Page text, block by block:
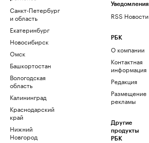
Санкт-Петербург
и область
Екатеринбург
Новосибирск
Омск
Башкортостан
Вологодская
область
Калининград
Краснодарский
край
Нижний
Новгород
Уведомления
RSS Новости
РБК
О компании
Контактная
информация
Редакция
Размещение
рекламы
Другие
продукты
РБК